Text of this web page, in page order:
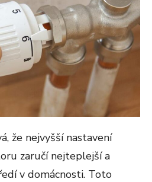
že nejvyšší nastavení
zaručí nejteplejší a
v domácnosti. Toto